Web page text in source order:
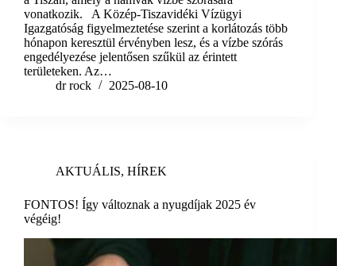
vonatkozik. A Közép-Tiszavidéki Vízügyi
Igazgatóság figyelmeztetése szerint a korlátozás több
hónapon keresztül érvényben lesz, és a vízbe szórás
engedélyezése jelentősen szűkül az érintett
területeken. Az…
dr rock
2025-08-10
AKTUÁLIS, HÍREK
FONTOS! Így változnak a nyugdíjak 2025 év
végéig!